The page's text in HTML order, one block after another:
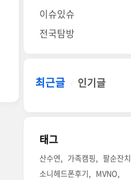
이슈있슈
전국탐방
최근글 인기글
태그
산수연 가족캠핑
팔순잔치
소니헤드폰후기
MVNO